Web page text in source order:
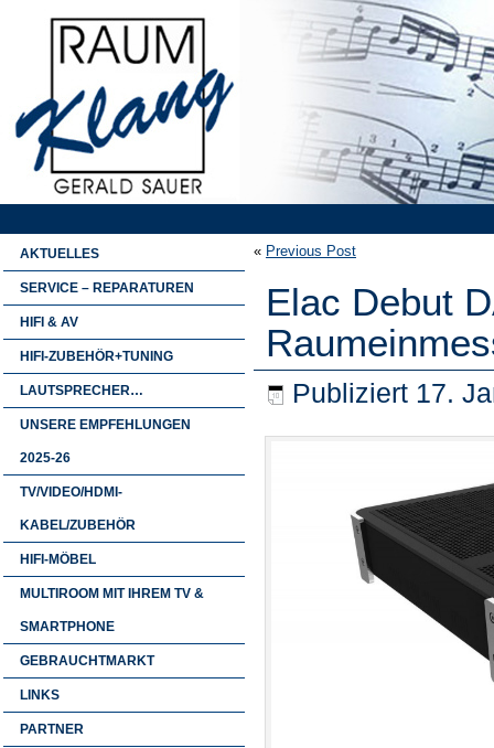
AKTUELLES
SERVICE – REPARATUREN
HIFI & AV
HIFI-ZUBEHÖR+TUNING
LAUTSPRECHER…
UNSERE EMPFEHLUNGEN
2025-26
TV/VIDEO/HDMI-
KABEL/ZUBEHÖR
HIFI-MÖBEL
MULTIROOM MIT IHREM TV &
SMARTPHONE
GEBRAUCHTMARKT
LINKS
PARTNER
« Previous Post
Elac Debut
Publiziert 17.